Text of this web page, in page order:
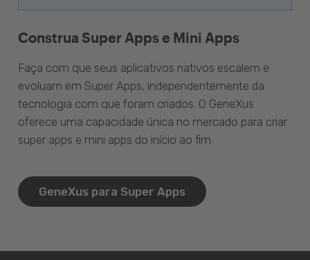
Construa Super Apps e Mini Apps
Faça com que seus aplicativos nativos escalem e
evoluam em Super Apps, independentemente da
tecnologia com que foram criados. O GeneXus
oferece uma capacidade única no mercado para criar
super apps e mini apps do início ao fim.
GeneXus para Super Apps